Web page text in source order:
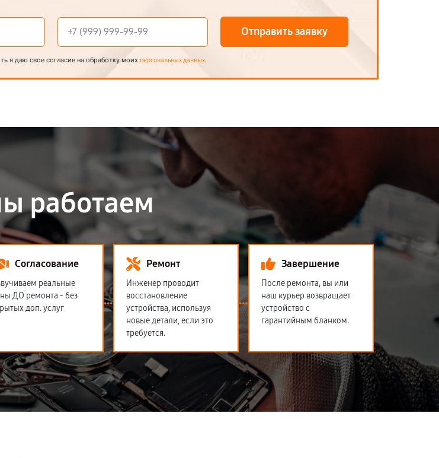
Отправить заявку
я даю свое согласие на обработку моих персональных данных.
работаем
Согласование
реальные
ДО ремонта - без
доп. услуг
Ремонт
Инженер проводит
восстановление
устройства, используя
новые детали, если это
требуется.
Завершение
После ремонта, вы или
наш курьер возвращает
устройство с
гарантийным бланком.